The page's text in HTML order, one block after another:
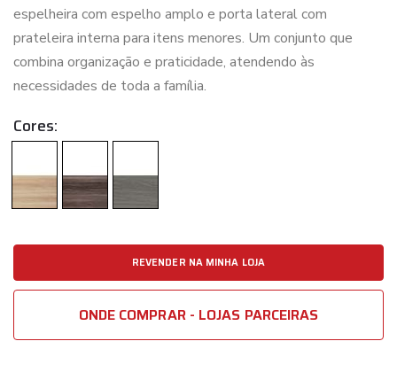
espelheira com espelho amplo e porta lateral com
prateleira interna para itens menores. Um conjunto que
combina organização e praticidade, atendendo às
necessidades de toda a família.
Cores:
REVENDER NA MINHA LOJA
ONDE COMPRAR - LOJAS PARCEIRAS